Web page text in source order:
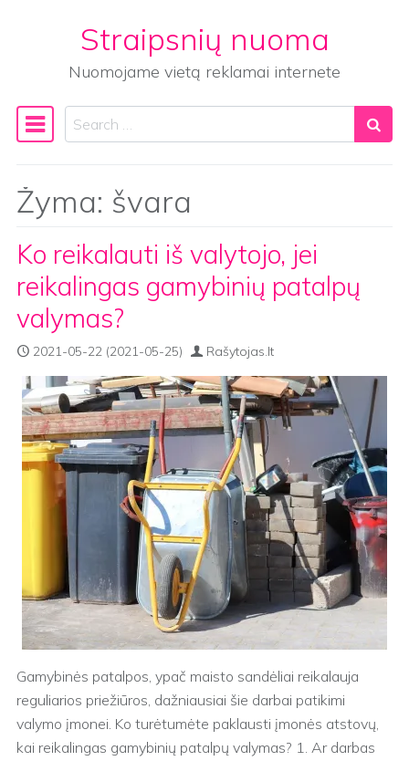
Straipsnių nuoma
Nuomojame vietą reklamai internete
Main Navigation
Search
Žyma: švara
Ko reikalauti iš valytojo, jei
reikalingas gamybinių patalpų
valymas?
2021-05-22 (2021-05-25) Rašytojas.lt
Gamybinės patalpos, ypač maisto sandėliai reikalauja
reguliarios priežiūros, dažniausiai šie darbai patikimi
valymo įmonei. Ko turėtumėte paklausti įmonės atstovų,
kai reikalingas gamybinių patalpų valymas? 1. Ar darbas